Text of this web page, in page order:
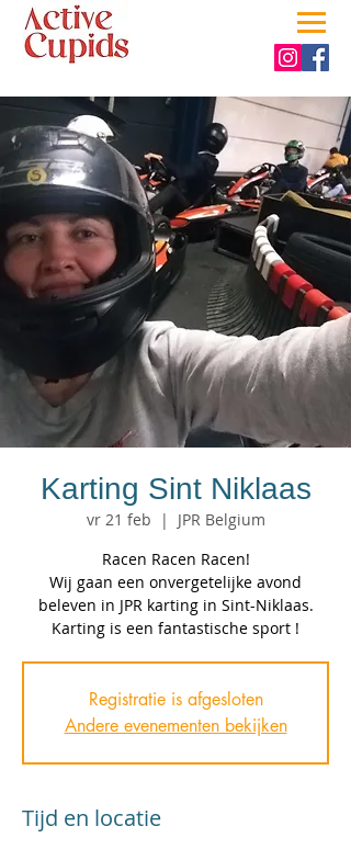
Karting Sint Niklaas
vr 21 feb
  |
JPR Belgium
Racen Racen Racen!
Wij gaan een onvergetelijke avond
beleven in JPR karting in Sint-Niklaas.
Karting is een fantastische sport !
Registratie is afgesloten
Andere evenementen bekijken
Tijd en locatie